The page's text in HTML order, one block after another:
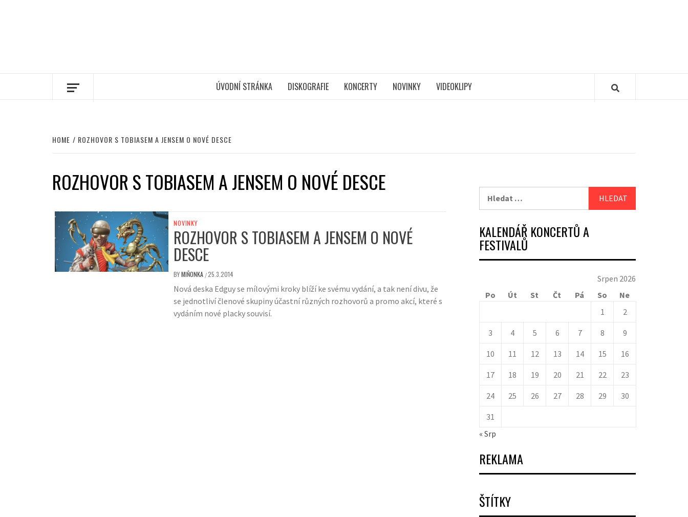
ÚVODNÍ STRÁNKA DISKOGRAFIE KONCERTY NOVINKY VIDEOKLIPY
HOME ROZHOVOR S TOBIASEM A JENSEM O NOVÉ DESCE
ROZHOVOR S TOBIASEM A JENSEM O NOVÉ DESCE
NOVINKY
ROZHOVOR S TOBIASEM A JENSEM O NOVÉ
DESCE
BYMIŇONKA /25.3.2014
Nová deska Edguy se mílovými kroky blíží ke svému vydání, a tak není divu, že
se jednotliví členové skupiny účastní různých rozhovorů a promo akcí, které s
vydáním nové placky souvisí.
KALENDÁŘ KONCERTŮ A
FESTIVALŮ
Srpen 2026
Po
Út St Čt Pá So
Ne
1
2
3 4 5 6 7 8 9
10 11 12 13 14 15 16
17 18 19 20 21 22 23
24 25 26 27 28 29 30
31
« Srp
REKLAMA
ŠTÍTKY